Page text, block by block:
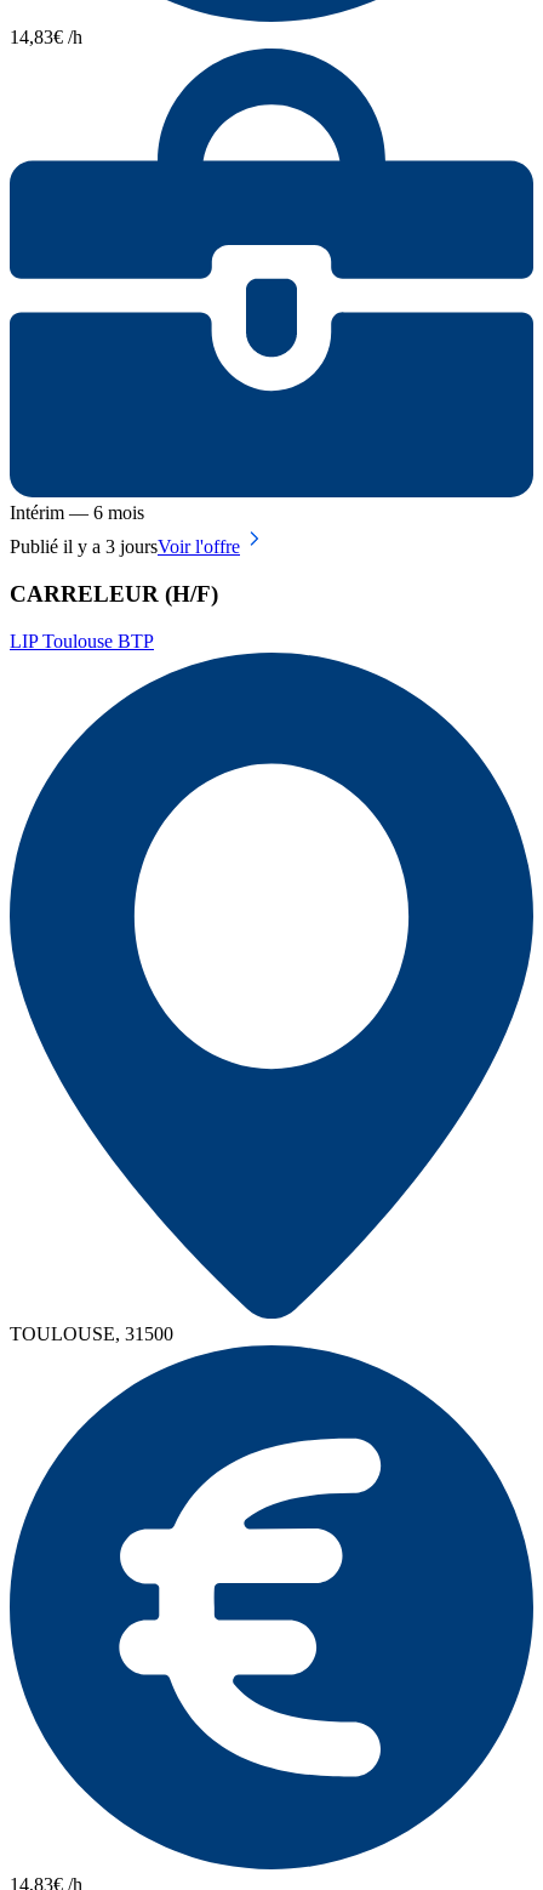
14,83€ /h
Intérim — 6 mois
Publié il y a 3 joursVoir l'offre
CARRELEUR (H/F)
LIP Toulouse BTP
TOULOUSE, 31500
14,83€ /h